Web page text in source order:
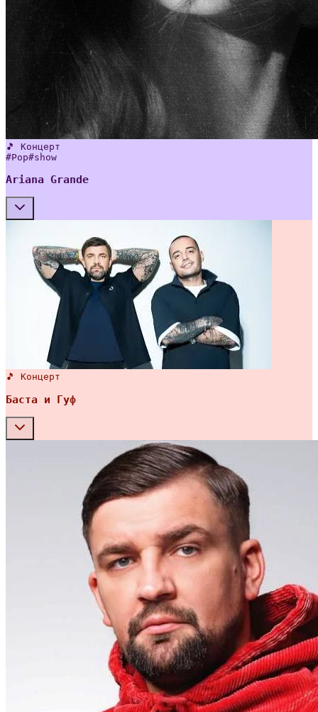
🎵 Концерт
#Pop#show
Ariana Grande
🎵 Концерт
Баста и Гуф